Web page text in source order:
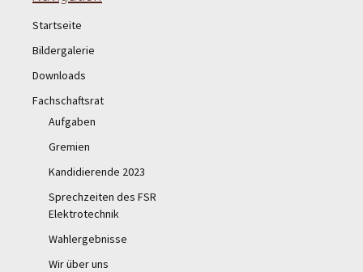
Startseite
Bildergalerie
Downloads
Fachschaftsrat
Aufgaben
Gremien
Kandidierende 2023
Sprechzeiten des FSR
Elektrotechnik
Wahlergebnisse
Wir über uns